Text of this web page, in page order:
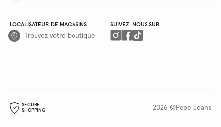
LOCALISATEUR DE MAGASINS
Trouvez votre boutique
SUIVEZ-NOUS SUR
SECURE
SHOPPING
2026 ©Pepe Jeans